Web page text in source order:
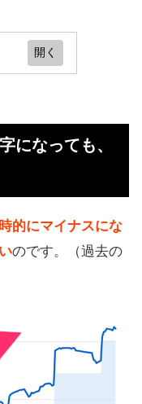
い」を
にして
けれ
になっても、
的にマイナスにな
のです。（過去の